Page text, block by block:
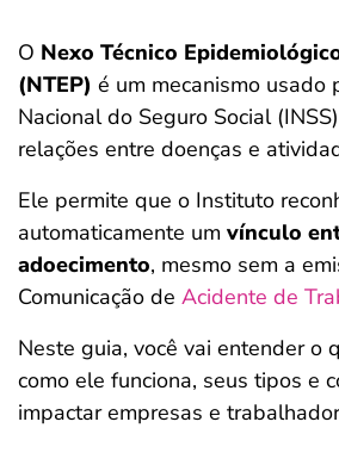
O Nexo Técnico
(NTEP) é um mecanismo usado
Nacional do Seguro Social
relações entre doenças e
Ele permite que o Instituto
automaticamente um vínculo
adoecimento, mesmo sem a
Comunicação de Acidente de
Neste guia, você vai entender o
como ele funciona, seus tipos e
impactar empresas e